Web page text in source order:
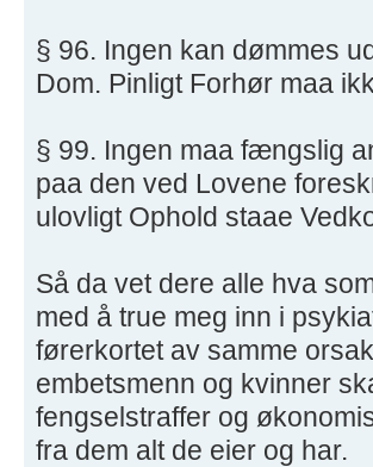
§ 96. Ingen kan dømmes
Dom. Pinligt Forhør maa
§ 99. Ingen maa fængslig
paa den ved Lovene
ulovligt Ophold staae
Så da vet dere alle hva
med å true meg inn i
førerkortet av samme
embetsmenn og kvinner
fengselstraffer og
fra dem alt de eier og har.